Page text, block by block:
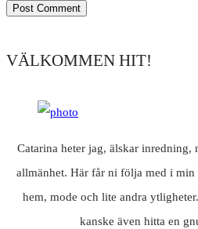
VÄLKOMMEN HIT!
Catarina heter jag, älskar inredning,
allmänhet. Här får ni följa med i
hem, mode och lite andra
kanske även hitta en